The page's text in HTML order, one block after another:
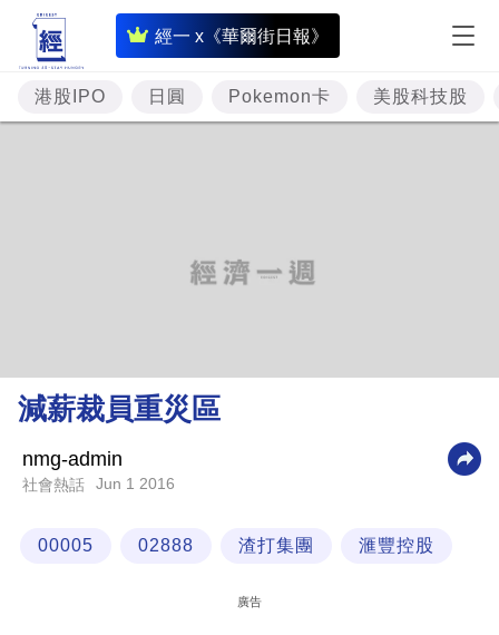
經一 x《華爾街日報》
即
時
財
經
理
財
業
港股IPO 日圓 Pokemon卡 美股科技股
減薪裁員重災區
nmg-admin
社會熱話 Jun 1 2016
00005 02888 渣打集團 滙豐控股
廣告